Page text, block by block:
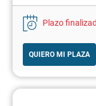
Plazo
QUIERO MI PLAZA